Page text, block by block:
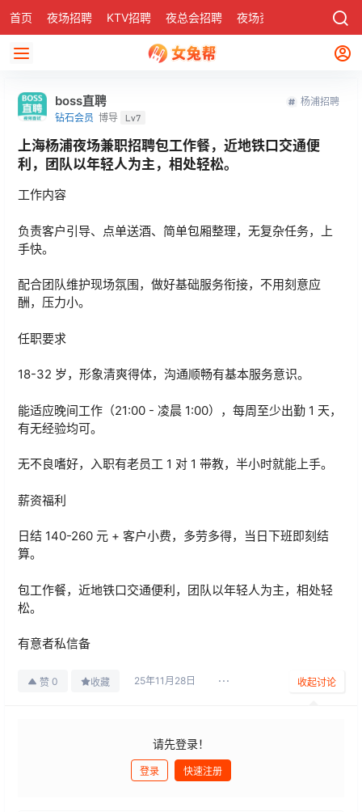
首页 夜场招聘 KTV招聘 夜总会招聘 夜场资讯 社区
boss直聘
钻石会员 博导 Lv7
杨浦招聘
上海杨浦夜场兼职招聘包工作餐，近地铁口交通便
利，团队以年轻人为主，相处轻松。
工作内容
负责客户引导、点单送酒、简单包厢整理，无复杂任务，上
手快。
配合团队维护现场氛围，做好基础服务衔接，不用刻意应
酬，压力小。
任职要求
18-32 岁，形象清爽得体，沟通顺畅有基本服务意识。
能适应晚间工作（21:00 - 凌晨 1:00），每周至少出勤 1 天，
有无经验均可。
无不良嗜好，入职有老员工 1 对 1 带教，半小时就能上手。
薪资福利
日结 140-260 元 + 客户小费，多劳多得，当日下班即刻结
算。
包工作餐，近地铁口交通便利，团队以年轻人为主，相处轻
松。
有意者私信备
赞 0 收藏 25年11月28日 收起讨论
请先登录！
登录 快速注册